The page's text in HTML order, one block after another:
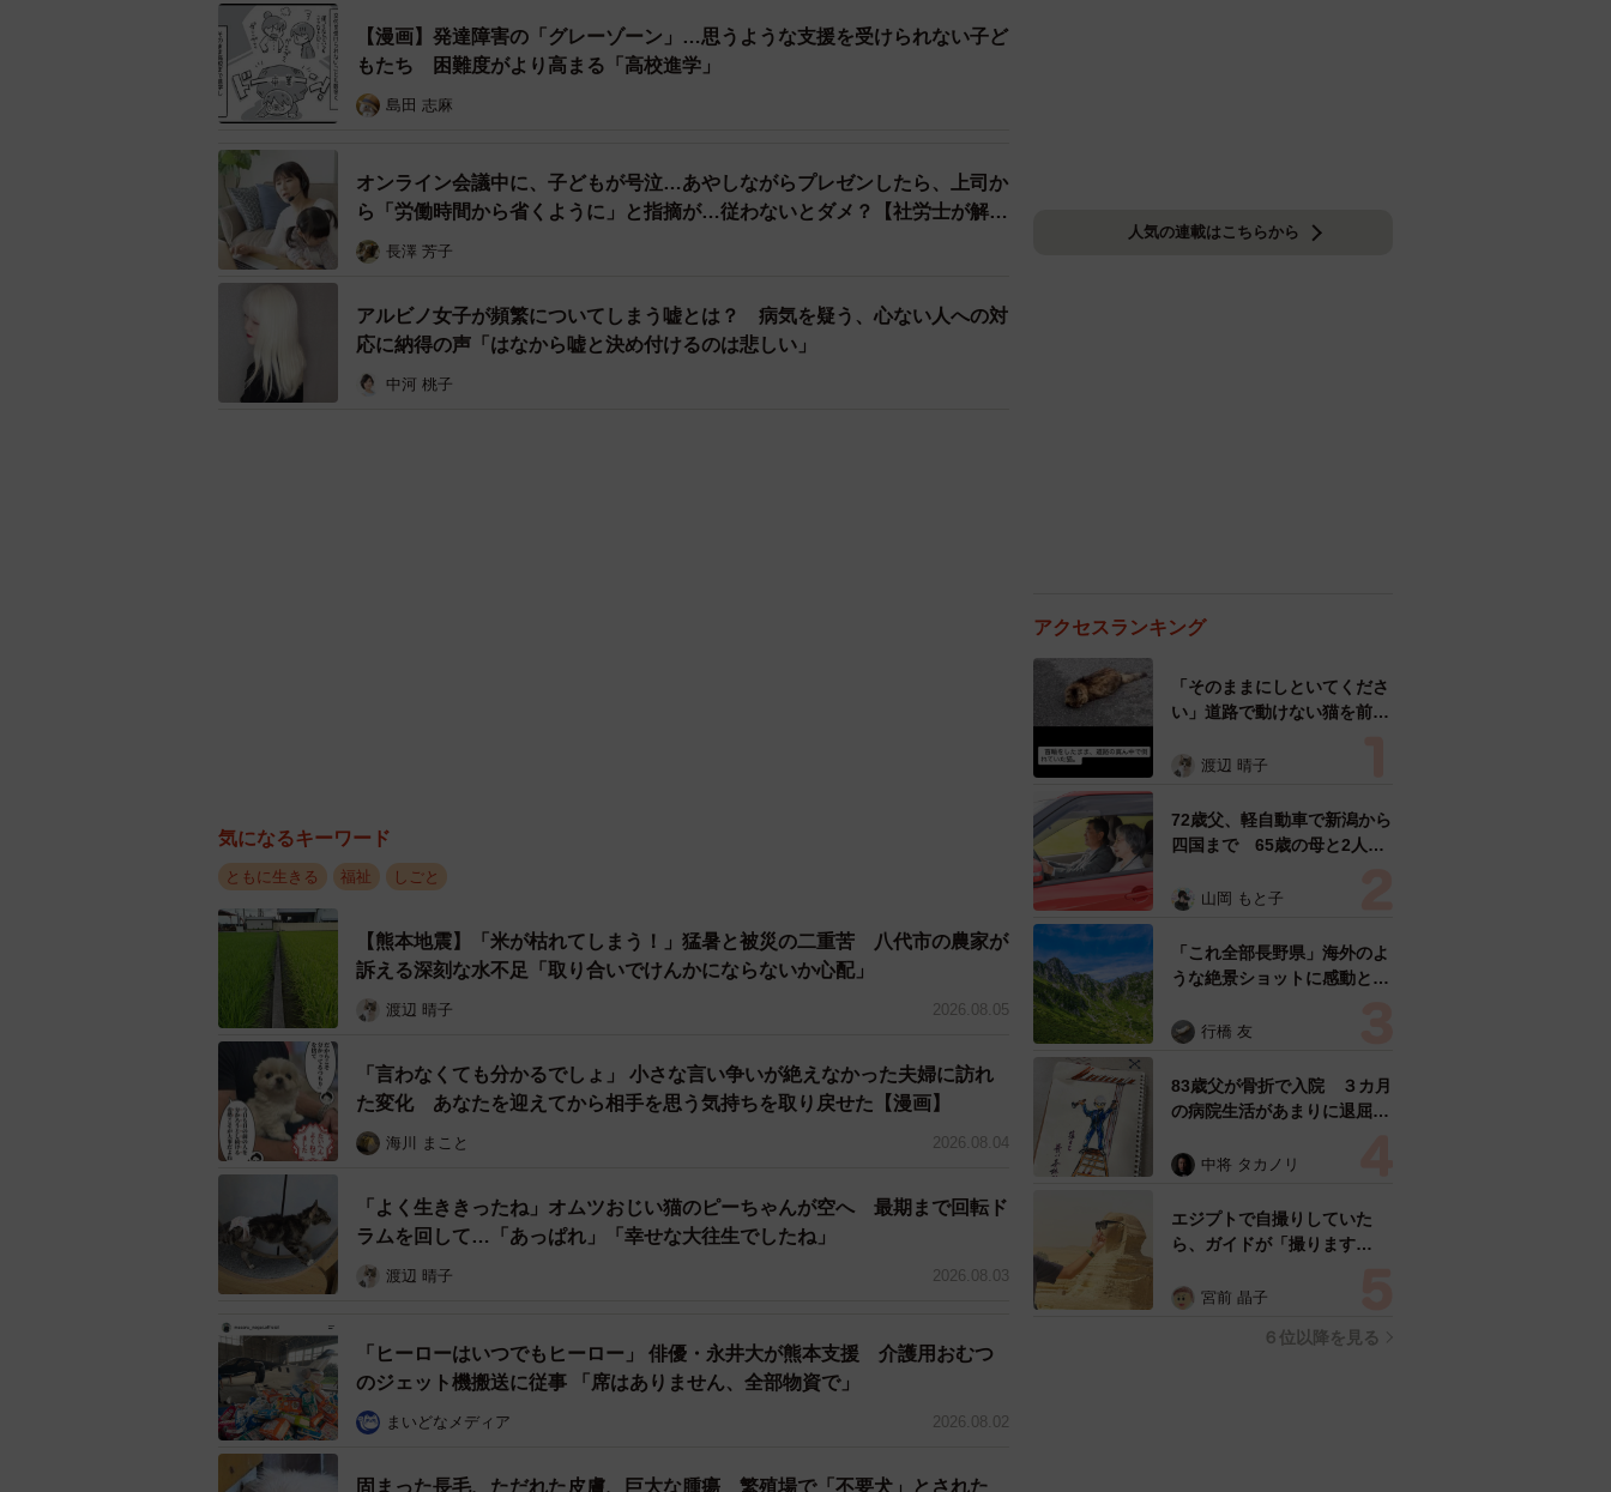
発達障害ならではの悩み※画像はイメージです（doucefleur/stock.adobe.com/）
実際にはどんな困りごとが？ 当事者の「あるある」エピソード
では、発達障害のある人は日常生活でどのような困りごとを抱えているのでしょうか。診断
を受けた方々から寄せられた体験談を紹介します。
▽忘れ物・失くし物が多い
音や光に敏感で、オフィスの蛍光灯のちらつきや時計の音で集中できなくなったり、触感に
敏感で服のタグや縫い目が気になって着られない服があったりします。これらの感覚は他の
▽コミュニケーションでの困りごと
相手の表情や雰囲気から気持ちを読み取ることが苦手で、思ったことをそのまま口にして場
の空気を悪くしてしまったり、相手の疲労に気づかず一方的に話し続けてしまったりするこ
とがあります。悪気はないのですが、結果として人間関係に支障をきたすケースもみられま
す。
発達障害とは何か？ 〜「違い」を理解することの大切さ〜
厚生労働省の発達障害者支援法では「自閉症、アスペルガー症候群その他の広汎性発達障
害、学習障害、注意欠如・多動性障害その他これに類する脳機能の障害」と定義されていま
す。
重要なのは、「発達障害は先天的な特性であり、発達しないのではなく、発達のしかたに生
まれつき個人差がある」ということです。つまり、適切な理解と支援があれば、その人らし
く生活し、社会で活躍することは十分可能なのです。
【漫画】発達障害の「グレーゾーン」…思うような支援を受けられない子ど
もたち 困難度がより高まる「高校進学」
島田 志麻
オンライン会議中に、子どもが号泣…あやしながらプレゼンしたら、上司か
ら「労働時間から省くように」と指摘が…従わないとダメ？【社労士が解
説】
長澤 芳子
アルビノ女子が頻繁についてしまう嘘とは？ 病気を疑う、心ない人への対
応に納得の声「はなから嘘と決め付けるのは悲しい」
中河 桃子
気になるキーワード
ともに生きる 福祉 しごと
【熊本地震】「米が枯れてしまう！」猛暑と被災の二重苦 八代市の農家が
訴える深刻な水不足「取り合いでけんかにならないか心配」
渡辺 晴子 2026.08.05
「言わなくても分かるでしょ」 小さな言い争いが絶えなかった夫婦に訪れ
た変化 あなたを迎えてから相手を思う気持ちを取り戻せた【漫画】
海川 まこと 2026.08.04
「よく生ききったね」オムツおじい猫のピーちゃんが空へ 最期まで回転ド
ラムを回して…「あっぱれ」「幸せな大往生でしたね」
渡辺 晴子 2026.08.03
「ヒーローはいつでもヒーロー」 俳優・永井大が熊本支援 介護用おむつ
のジェット機搬送に従事 「席はありません、全部物資で」
まいどなメディア 2026.08.02
固まった長毛、ただれた皮膚、巨大な腫瘍 繁殖場で「不要犬」とされた
人気の連載はこちらから
アクセスランキング
「そのままにしといてくださ
い」道路で動けない猫を前に
ようとした4日間 「命の重
表の訴え
渡辺 晴子
72歳父、軽自動車で新潟から
四国まで 65歳の母と2人で
憩まで分刻み… 「大学生で
山岡 もと子
「これ全部長野県」海外のよ
うな絶景ショットに感動と反
ったんだって気づいた」
行橋 友
83歳父が骨折で入院 ３カ月
の病院生活があまりに退屈で
い！」→スケッチブックを見
すよ…」
中将 タカノリ
エジプトで自撮りしていた
ら、ガイドが「撮ります
取っていたら……スマホを返
カモ代表かも」「私は6時間
宮前 晶子
６位以降を見る